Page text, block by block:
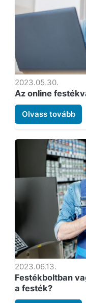
2023.05.30.
Az online
Olvass tovább
2023.06.13.
Festékboltban
a festék?